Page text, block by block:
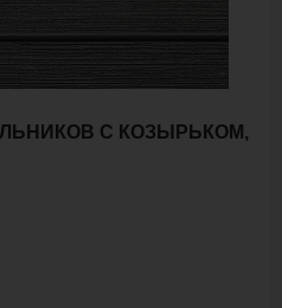
С КОЗЫРЬКОМ,